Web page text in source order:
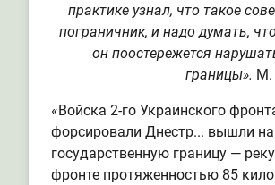
практике узнал, что такое
пограничник, и надо думать,
он поостережется
границы». М.
«Войска 2-го Украинского
форсировали Днестр... вышли на
государственную границу —
фронте протяженностью 85